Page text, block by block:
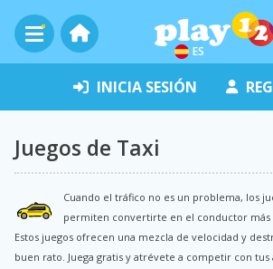
ES
INICIA SESIÓN
Juegos de Taxi
Cuando el tráfico no es un problema, los
permiten convertirte en el conductor más
Estos juegos ofrecen una mezcla de velocidad y
buen rato. Juega gratis y atrévete a competir con tus